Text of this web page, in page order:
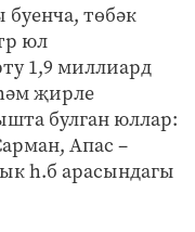
төбәк
юл
1,9 миллиард
җирле
булган юллар:
Апас –
һ.б арасындагы